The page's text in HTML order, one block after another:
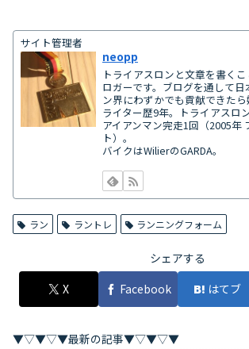
サイト管理者
neopp
トライアスロンと文章を書く
ロガーです。ブログを通して
ン界にわずかでも貢献できたら
ライター歴9年。トライアスロ
アイアンマン完走1回（2005年
ト）。
バイクはWilierのGARDA。
ラン ラントレ ランニングフォーム
シェアする
X
Facebook はてブ
▼▽▼▽▼最新の記事▼▽▼▽▼